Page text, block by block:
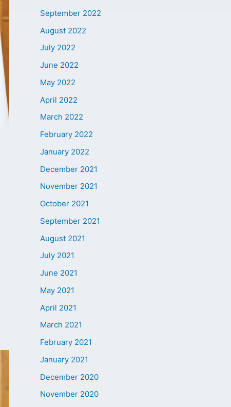
September 2022
August 2022
July 2022
June 2022
May 2022
April 2022
March 2022
February 2022
January 2022
December 2021
November 2021
October 2021
September 2021
August 2021
July 2021
June 2021
May 2021
April 2021
March 2021
February 2021
January 2021
December 2020
November 2020